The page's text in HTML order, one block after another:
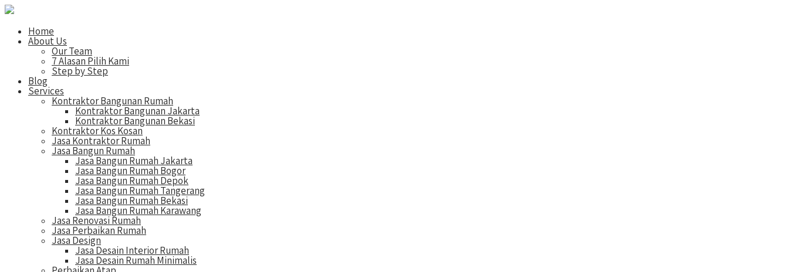
Home
About Us
Our Team
7 Alasan Pilih Kami
Step by Step
Blog
Services
Kontraktor Bangunan Rumah
Kontraktor Bangunan Jakarta
Kontraktor Bangunan Bekasi
Kontraktor Kos Kosan
Jasa Kontraktor Rumah
Jasa Bangun Rumah
Jasa Bangun Rumah Jakarta
Jasa Bangun Rumah Bogor
Jasa Bangun Rumah Depok
Jasa Bangun Rumah Tangerang
Jasa Bangun Rumah Bekasi
Jasa Bangun Rumah Karawang
Jasa Renovasi Rumah
Jasa Perbaikan Rumah
Jasa Design
Jasa Desain Interior Rumah
Jasa Desain Rumah Minimalis